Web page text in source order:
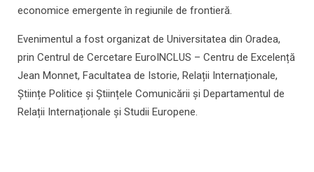
economice emergente în regiunile de frontieră.
Evenimentul a fost organizat de Universitatea din Oradea,
prin Centrul de Cercetare EuroINCLUS – Centru de Excelență
Jean Monnet, Facultatea de Istorie, Relații Internaționale,
Științe Politice și Științele Comunicării și Departamentul de
Relații Internaționale și Studii Europene.